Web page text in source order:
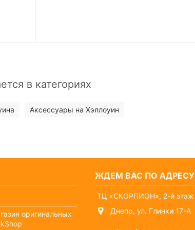
в категориях
Аксессуары на Хэллоуин
оригинальных
ЖДЕМ ВАС ПО АДРЕСУ
ТЦ «СКОРПИОН», 2-й этаж
Днепр, ул. Глинки 17-А